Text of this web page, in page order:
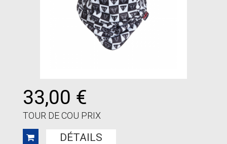
33,00 €
TOUR DE COU PRIX
DÉTAILS